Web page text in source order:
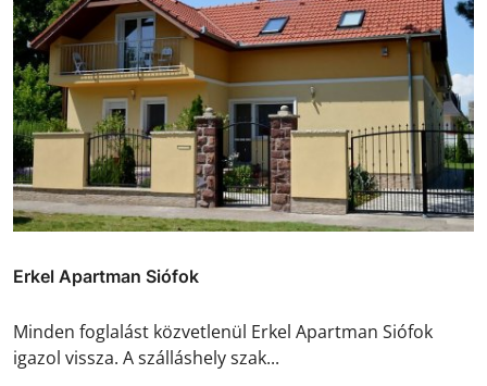
Erkel Apartman Siófok
Minden foglalást közvetlenül Erkel Apartman Siófok
igazol vissza. A szálláshely szak...